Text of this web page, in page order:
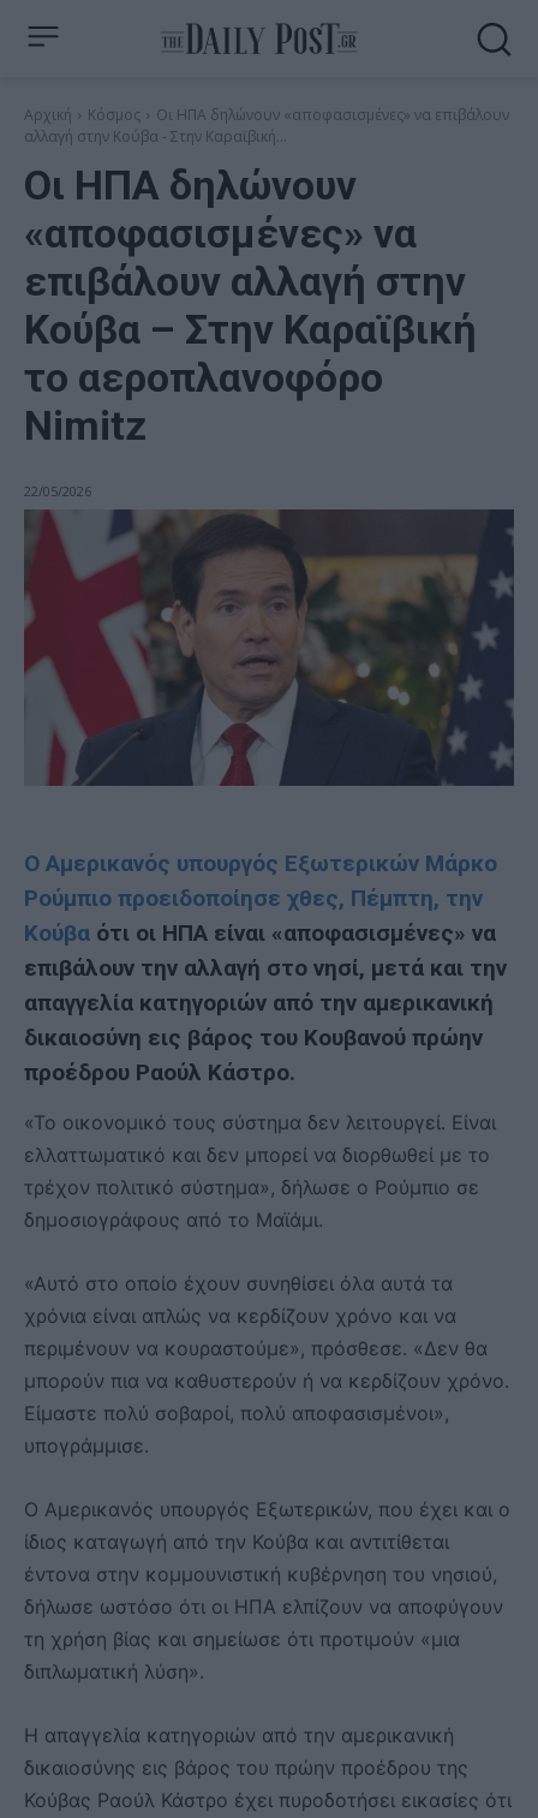
Αρχική Κόσμος
Οι ΗΠΑ δηλώνουν «αποφασισμένες» να επιβάλουν
αλλαγή στην Κούβα - Στην Καραϊβική...
Οι ΗΠΑ δηλώνουν
«αποφασισμένες» να
επιβάλουν αλλαγή στην
Κούβα – Στην Καραϊβική
το αεροπλανοφόρο
Nimitz
22/05/2026
Ο Αμερικανός υπουργός Εξωτερικών Μάρκο
Ρούμπιο προειδοποίησε χθες, Πέμπτη, την
Κούβα ότι οι ΗΠΑ είναι «αποφασισμένες» να
επιβάλουν την αλλαγή στο νησί, μετά και την
απαγγελία κατηγοριών από την αμερικανική
δικαιοσύνη εις βάρος του Κουβανού πρώην
προέδρου Ραούλ Κάστρο.
«Το οικονομικό τους σύστημα δεν λειτουργεί. Είναι
ελλαττωματικό και δεν μπορεί να διορθωθεί με το
τρέχον πολιτικό σύστημα», δήλωσε ο Ρούμπιο σε
δημοσιογράφους από το Μαϊάμι.
«Αυτό στο οποίο έχουν συνηθίσει όλα αυτά τα
χρόνια είναι απλώς να κερδίζουν χρόνο και να
περιμένουν να κουραστούμε», πρόσθεσε. «Δεν θα
μπορούν πια να καθυστερούν ή να κερδίζουν χρόνο.
Είμαστε πολύ σοβαροί, πολύ αποφασισμένοι»,
υπογράμμισε.
Ο Αμερικανός υπουργός Εξωτερικών, που έχει και ο
ίδιος καταγωγή από την Κούβα και αντιτίθεται
έντονα στην κομμουνιστική κυβέρνηση του νησιού,
δήλωσε ωστόσο ότι οι ΗΠΑ ελπίζουν να αποφύγουν
τη χρήση βίας και σημείωσε ότι προτιμούν «μια
διπλωματική λύση».
Η απαγγελία κατηγοριών από την αμερικανική
δικαιοσύνης εις βάρος του πρώην προέδρου της
Κούβας Ραούλ Κάστρο έχει πυροδοτήσει εικασίες ότι